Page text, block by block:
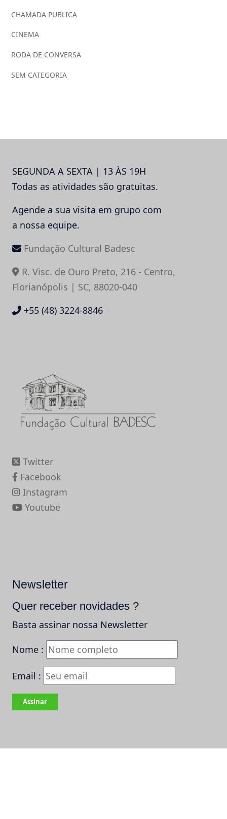
CHAMADA PUBLICA
CINEMA
RODA DE CONVERSA
SEM CATEGORIA
SEGUNDA A SEXTA | 13 ÀS 19H
Todas as atividades são gratuitas.
Agende a sua visita em grupo com
a nossa equipe.
Fundação Cultural Badesc
R. Visc. de Ouro Preto, 216 - Centro,
Florianópolis | SC, 88020-040
+55 (48) 3224-8846
Twitter
Facebook
Instagram
Youtube
Newsletter
Quer receber novidades ?
Basta assinar nossa Newsletter
Nome :
Email :